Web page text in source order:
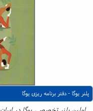
پلنر یوگا - دفتر برنامه ریزی یوگا